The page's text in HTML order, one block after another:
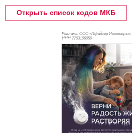
Открыть список кодов МКБ
Реклама. ООО «Пфайзер Инновации»,
ИНН 7703106050